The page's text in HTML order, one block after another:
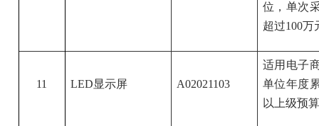
位，单次
超过100万
11 LED显示屏 A02021103
适用电子
单位年度
以上级预